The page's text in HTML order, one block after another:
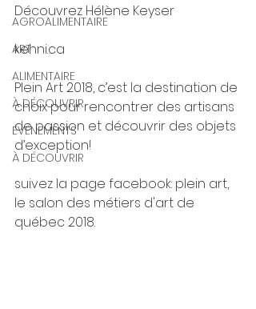
AGROALIMENTAIRE
ART
ALIMENTAIRE
À DÉCOUVRIR
ÉVÉNEMENTS
À DÉCOUVRIR
Découvrez Hélène Keyser
kehni.ca
Plein Art 2018, c’est la destination de
choix pour rencontrer des artisans
de passion et découvrir des objets
d’exception!
suivez la page facebook: plein art,
le salon des métiers d'art de
québec 2018.